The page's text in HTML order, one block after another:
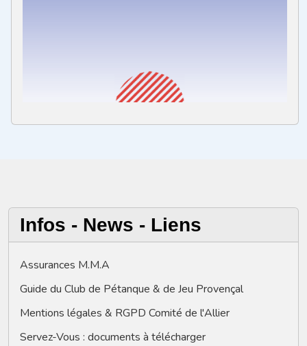
Infos - News - Liens
Assurances M.M.A
Guide du Club de Pétanque & de Jeu Provençal
Mentions légales & RGPD Comité de l'Allier
Servez-Vous : documents à télécharger